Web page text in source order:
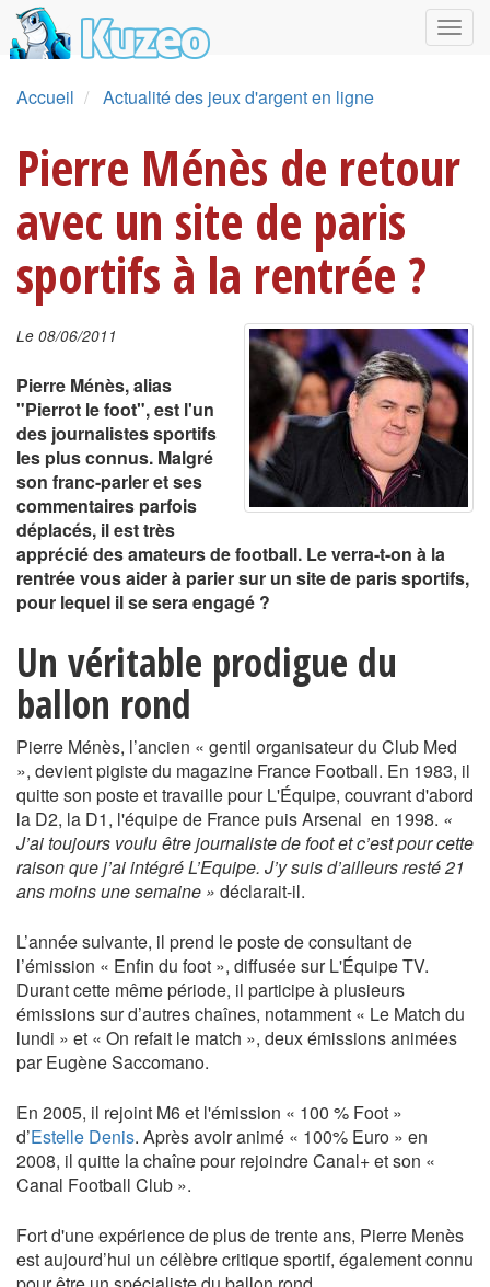
Accueil Actualité des jeux d'argent en ligne
Pierre Ménès de retour
avec un site de paris
sportifs à la rentrée ?
Le 08/06/2011
Pierre Ménès, alias
"Pierrot le foot", est l'un
des journalistes sportifs
les plus connus. Malgré
son franc-parler et ses
commentaires parfois
déplacés, il est très
apprécié des amateurs de football. Le verra-t-on à la
rentrée vous aider à parier sur un site de paris sportifs,
pour lequel il se sera engagé ?
Un véritable prodigue du
ballon rond
Pierre Ménès, l’ancien « gentil organisateur du Club Med
», devient pigiste du magazine France Football. En 1983, il
quitte son poste et travaille pour L'Équipe, couvrant d'abord
la D2, la D1, l'équipe de France puis Arsenal en 1998. «
J’ai toujours voulu être journaliste de foot et c’est pour cette
raison que j’ai intégré L’Equipe. J’y suis d’ailleurs resté 21
ans moins une semaine » déclarait-il.
L’année suivante, il prend le poste de consultant de
l’émission « Enfin du foot », diffusée sur L'Équipe TV.
Durant cette même période, il participe à plusieurs
émissions sur d’autres chaînes, notamment « Le Match du
lundi » et « On refait le match », deux émissions animées
par Eugène Saccomano.
En 2005, il rejoint M6 et l'émission « 100 % Foot »
d’Estelle Denis. Après avoir animé « 100% Euro » en
2008, il quitte la chaîne pour rejoindre Canal+ et son «
Canal Football Club ».
Fort d'une expérience de plus de trente ans, Pierre Menès
est aujourd’hui un célèbre critique sportif, également connu